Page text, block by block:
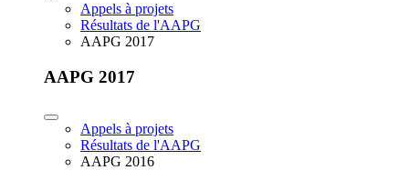
Appels à projets
Résultats de l'AAPG
AAPG 2017
AAPG 2017
Appels à projets
Résultats de l'AAPG
AAPG 2016